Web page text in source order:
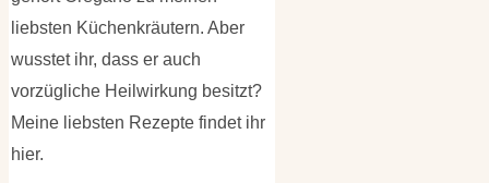
liebsten Küchenkräutern. Aber
wusstet ihr, dass er auch
vorzügliche Heilwirkung besitzt?
Meine liebsten Rezepte findet ihr
hier.